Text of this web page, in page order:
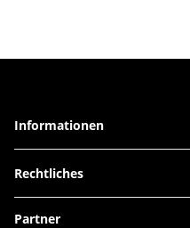
Informationen
Rechtliches
Partner